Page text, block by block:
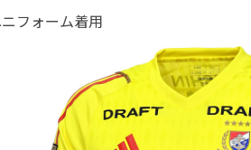
フォーム着用